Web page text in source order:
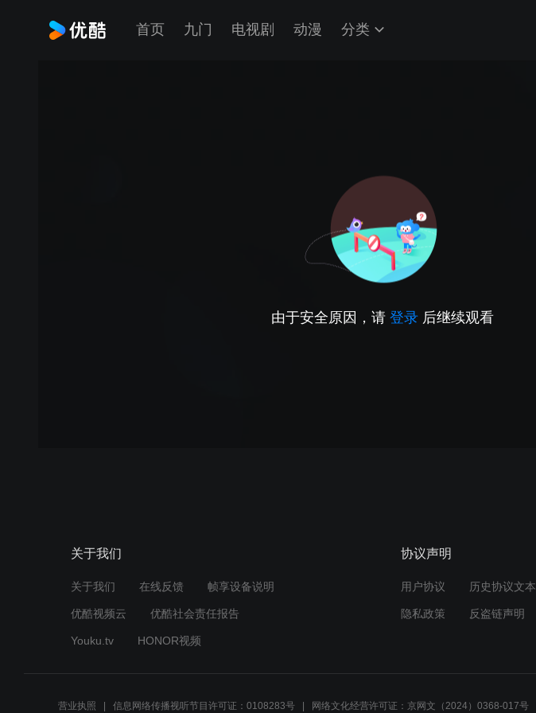
首页 九门 电视剧 动漫 分类
由于安全原因，请 登录 后继续观看
关于我们
关于我们 在线反馈 帧享设备说明
优酷视频云 优酷社会责任报告
Youku.tv HONOR视频
协议声明
用户协议 历史协议文本
隐私政策 反盗链声明
营业执照 信息网络传播视听节目许可证：0108283号 网络文化经营许可证：京网文（2024）0368-017号